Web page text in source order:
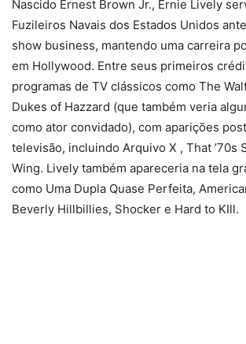
Nascido Ernest Brown Jr., Ernie Lively
Fuzileiros Navais dos Estados Unidos
show business, mantendo uma carreira
em Hollywood. Entre seus primeiros
programas de TV clássicos como The
Dukes of Hazzard (que também veria
como ator convidado), com aparições
televisão, incluindo Arquivo X , That ’70s
Wing. Lively também apareceria na tela
como Uma Dupla Quase Perfeita,
Beverly Hillbillies, Shocker e Hard to KIll.